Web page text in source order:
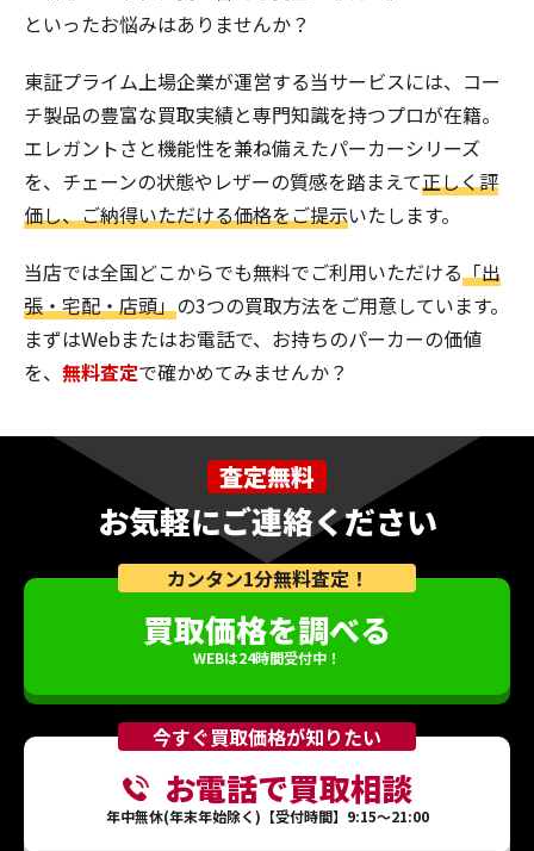
といったお悩みはありませんか？
東証プライム上場企業が運営する当サービスには、コー
チ製品の豊富な買取実績と専門知識を持つプロが在籍。
エレガントさと機能性を兼ね備えたパーカーシリーズ
を、チェーンの状態やレザーの質感を踏まえて正しく評
価し、ご納得いただける価格をご提示いたします。
当店では全国どこからでも無料でご利用いただける「出
張・宅配・店頭」の3つの買取方法をご用意しています。
まずはWebまたはお電話で、お持ちのパーカーの価値
を、 無料査定で確かめてみませんか？
査定無料
お気軽にご連絡ください
カンタン1分無料査定！
買取価格を調べる
WEBは24時間受付中！
今すぐ買取価格が知りたい
お電話で買取相談
年中無休(年末年始除く)【受付時間】9:15～21:00